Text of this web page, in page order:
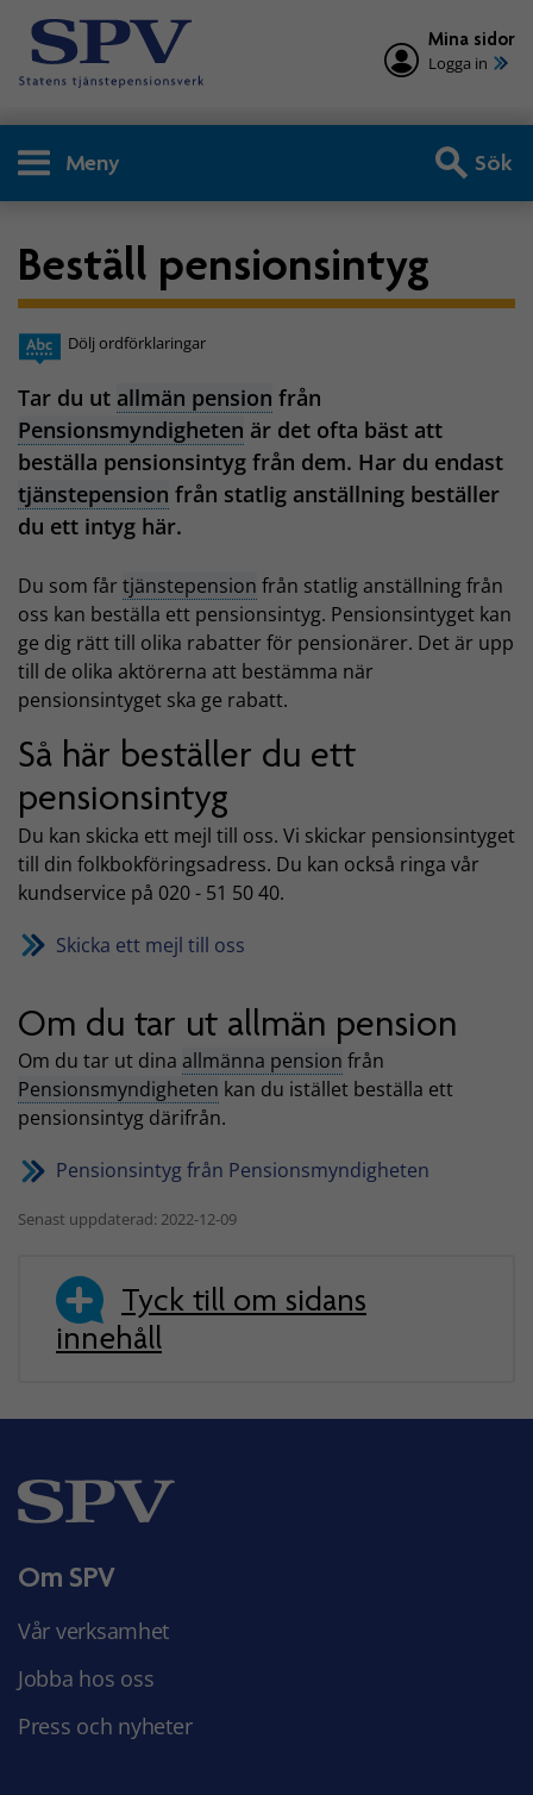
Mina sidor
Logga in
Meny Sök
Beställ pensionsintyg
Dölj ordförklaringar
Tar du ut allmän pension från
Pensionsmyndigheten är det ofta bäst att
beställa pensionsintyg från dem. Har du endast
tjänstepension från statlig anställning beställer
du ett intyg här.
Du som får tjänstepension från statlig anställning från
oss kan beställa ett pensionsintyg. Pensionsintyget kan
ge dig rätt till olika rabatter för pensionärer. Det är upp
till de olika aktörerna att bestämma när
pensionsintyget ska ge rabatt.
Så här beställer du ett
pensionsintyg
Du kan skicka ett mejl till oss. Vi skickar pensionsintyget
till din folkbokföringsadress. Du kan också ringa vår
kundservice på 020 - 51 50 40.
Skicka ett mejl till oss
Om du tar ut allmän pension
Om du tar ut dina allmänna pension från
Pensionsmyndigheten kan du istället beställa ett
pensionsintyg därifrån.
Pensionsintyg från Pensionsmyndigheten
Senast uppdaterad: 2022-12-09
Tyck till om sidans
innehåll
Om SPV
Vår verksamhet
Jobba hos oss
Press och nyheter